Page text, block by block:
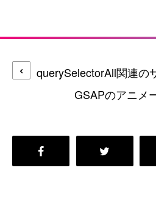
querySelectorAll関連の
GSAPのアニメ